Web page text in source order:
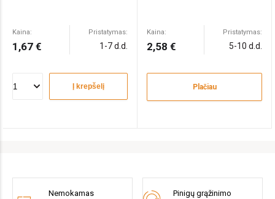
Kaina:
1,67 €
Pristatymas:
1-7 d.d.
Į krepšelį
Kaina:
2,58 €
Pristatymas:
5-10 d.d.
Plačiau
Nemokamas
Pinigų grąžinimo